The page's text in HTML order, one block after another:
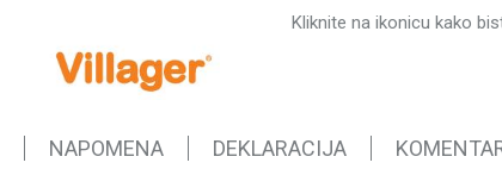
Kliknite na ikonicu kako
NAPOMENA DEKLARACIJA